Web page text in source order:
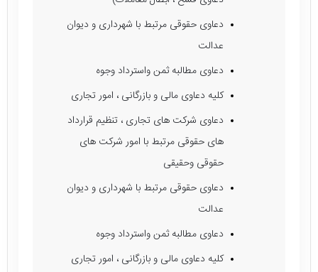
دعاوی حقوقی مرتبط با شهرداری و دیوان
عدالت
دعاوی مطالبه ثمن واسترداد وجوه
کلیه دعاوی مالی و بازرگانی ، امور تجاری
دعاوی شرکت های تجاری ، تنظیم قرارداد
های حقوقی مرتبط با امور شرکت های
حقوقی وحقیقی
دعاوی حقوقی مرتبط با شهرداری و دیوان
عدالت
دعاوی مطالبه ثمن واسترداد وجوه
کلیه دعاوی مالی و بازرگانی ، امور تجاری